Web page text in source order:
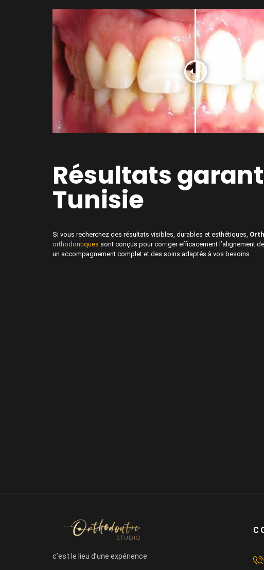
Résultats
Tunisie
Si vous recherchez des résultats visibles, durables et esthétiques,
orthodontiques sont conçus pour corriger efficacement l’alignement
un accompagnement complet et des soins adaptés à vos besoins.
c’est le lieu d’une expérience